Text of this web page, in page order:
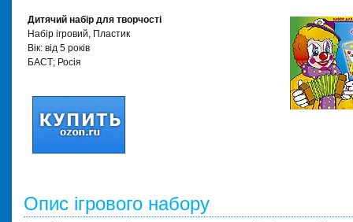
Дитячий набір для творчості
Набір ігровий, Пластик
Вік: від 5 років
БАСТ; Росія
Опис ігрового набору